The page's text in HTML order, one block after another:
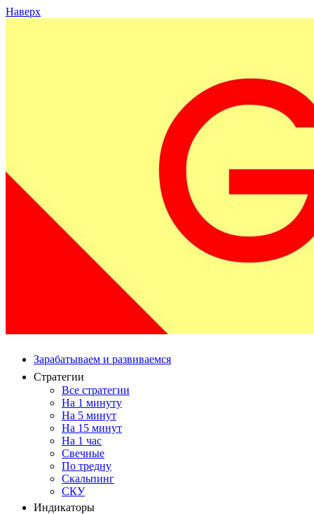
Наверх
Зарабатываем и развиваемся
Стратегии
Все стратегии
На 1 минуту
На 5 минут
На 15 минут
На 1 час
Свечные
По тредну
Скальпинг
СКУ
Индикаторы